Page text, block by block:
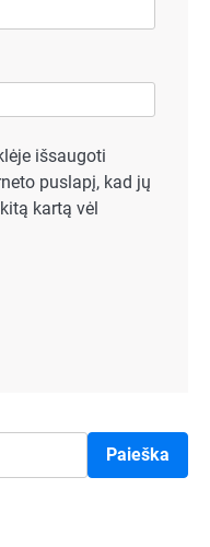
išsaugoti
puslapį, kad jų
kartą vėl
Paieška